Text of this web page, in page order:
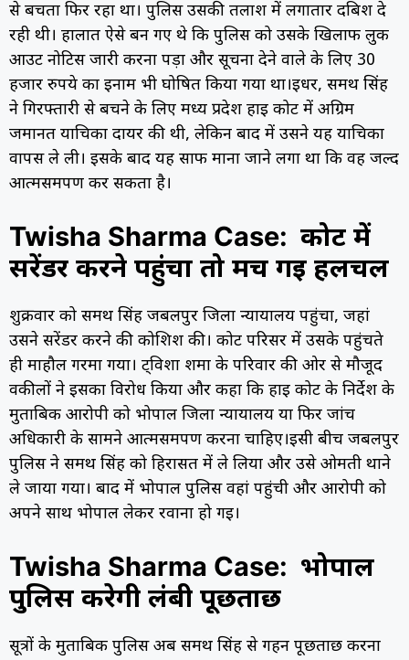
से बचता फिर रहा था। पुलिस उसकी तलाश में लगातार दबिश दे
रही थी। हालात ऐसे बन गए थे कि पुलिस को उसके खिलाफ लुक
आउट नोटिस जारी करना पड़ा और सूचना देने वाले के लिए 30
हजार रुपये का इनाम भी घोषित किया गया था।इधर, समर्थ सिंह
ने गिरफ्तारी से बचने के लिए मध्य प्रदेश हाई कोर्ट में अग्रिम
जमानत याचिका दायर की थी, लेकिन बाद में उसने यह याचिका
वापस ले ली। इसके बाद यह साफ माना जाने लगा था कि वह जल्द
आत्मसमर्पण कर सकता है।
Twisha Sharma Case: कोर्ट में
सरेंडर करने पहुंचा तो मच गई हलचल
शुक्रवार को समर्थ सिंह जबलपुर जिला न्यायालय पहुंचा, जहां
उसने सरेंडर करने की कोशिश की। कोर्ट परिसर में उसके पहुंचते
ही माहौल गरमा गया। ट्विशा शर्मा के परिवार की ओर से मौजूद
वकीलों ने इसका विरोध किया और कहा कि हाई कोर्ट के निर्देश के
मुताबिक आरोपी को भोपाल जिला न्यायालय या फिर जांच
अधिकारी के सामने आत्मसमर्पण करना चाहिए।इसी बीच जबलपुर
पुलिस ने समर्थ सिंह को हिरासत में ले लिया और उसे ओमती थाने
ले जाया गया। बाद में भोपाल पुलिस वहां पहुंची और आरोपी को
अपने साथ भोपाल लेकर रवाना हो गई।
Twisha Sharma Case: भोपाल
पुलिस करेगी लंबी पूछताछ
सूत्रों के मुताबिक पुलिस अब समर्थ सिंह से गहन पूछताछ करना